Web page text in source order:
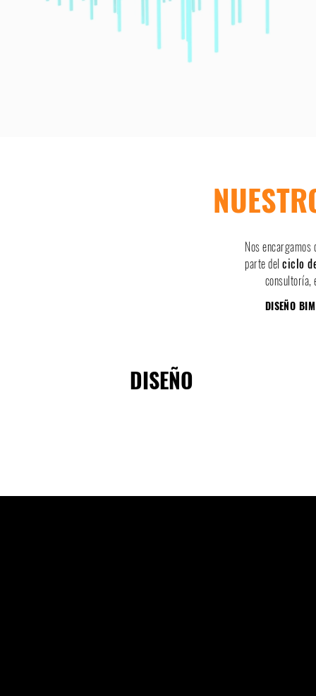
Nos
parte delciclo
consultoría,
DISEÑO
DISEÑO